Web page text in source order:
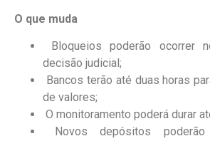
O que muda
Bloqueios poderão ocorrer
decisão judicial;
Bancos terão até duas horas
de valores;
O monitoramento poderá durar
Novos depósitos